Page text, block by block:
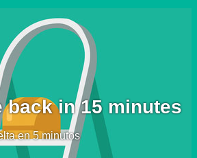
back in 15 minutes
en 5 minutos